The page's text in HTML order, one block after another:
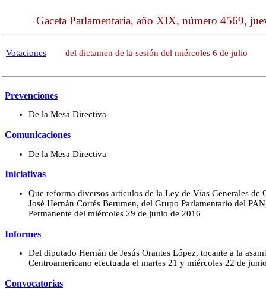
Gaceta Parlamentaria, año XIX, número 4569,
Votaciones del dictamen de la sesión del miércoles 6 de julio
Prevenciones
De la Mesa Directiva
Comunicaciones
De la Mesa Directiva
Iniciativas
Que reforma diversos artículos de la Ley de Vías Generales
José Hernán Cortés Berumen, del Grupo Parlamentario del
Permanente del miércoles 29 de junio de 2016
Informes
Del diputado Hernán de Jesús Orantes López, tocante a la
Centroamericano efectuada el martes 21 y miércoles 22 de
Convocatorias